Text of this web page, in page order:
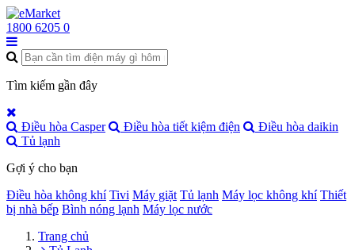
1800 6205 0
Tìm kiếm gần đây
Điều hòa Casper Điều hòa tiết kiệm điện
Điều hòa daikin
Tủ lạnh
Gợi ý cho bạn
Điều hòa không khí Tivi Máy giặt Tủ lạnh Máy lọc không khí Thiết
bị nhà bếp Bình nóng lạnh Máy lọc nước
Trang chủ